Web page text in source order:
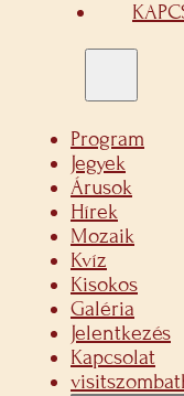
Program
Jegyek
Árusok
Hírek
Mozaik
Kvíz
Kisokos
Galéria
Jelentkezés
Kapcsolat